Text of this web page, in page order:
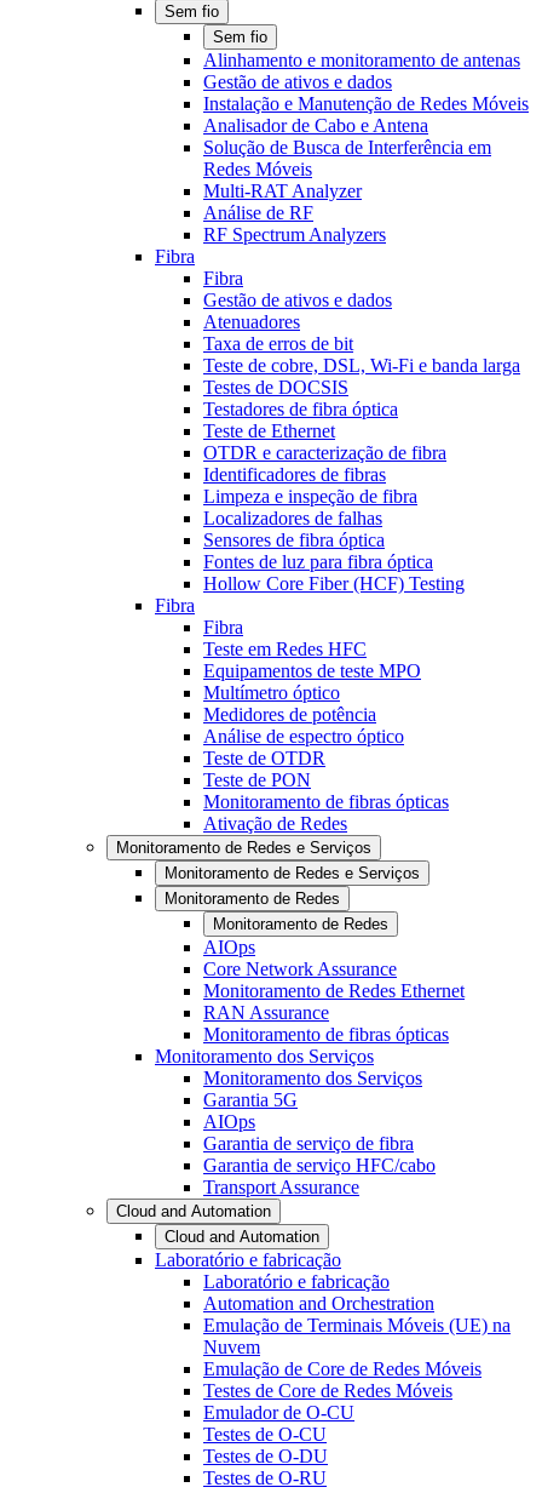
Sem fio
Sem fio
Alinhamento e monitoramento de antenas
Gestão de ativos e dados
Instalação e Manutenção de Redes Móveis
Analisador de Cabo e Antena
Solução de Busca de Interferência em
Redes Móveis
Multi-RAT Analyzer
Análise de RF
RF Spectrum Analyzers
Fibra
Fibra
Gestão de ativos e dados
Atenuadores
Taxa de erros de bit
Teste de cobre, DSL, Wi-Fi e banda larga
Testes de DOCSIS
Testadores de fibra óptica
Teste de Ethernet
OTDR e caracterização de fibra
Identificadores de fibras
Limpeza e inspeção de fibra
Localizadores de falhas
Sensores de fibra óptica
Fontes de luz para fibra óptica
Hollow Core Fiber (HCF) Testing
Fibra
Fibra
Teste em Redes HFC
Equipamentos de teste MPO
Multímetro óptico
Medidores de potência
Análise de espectro óptico
Teste de OTDR
Teste de PON
Monitoramento de fibras ópticas
Ativação de Redes
Monitoramento de Redes e Serviços
Monitoramento de Redes e Serviços
Monitoramento de Redes
Monitoramento de Redes
AIOps
Core Network Assurance
Monitoramento de Redes Ethernet
RAN Assurance
Monitoramento de fibras ópticas
Monitoramento dos Serviços
Monitoramento dos Serviços
Garantia 5G
AIOps
Garantia de serviço de fibra
Garantia de serviço HFC/cabo
Transport Assurance
Cloud and Automation
Cloud and Automation
Laboratório e fabricação
Laboratório e fabricação
Automation and Orchestration
Emulação de Terminais Móveis (UE) na
Nuvem
Emulação de Core de Redes Móveis
Testes de Core de Redes Móveis
Emulador de O-CU
Testes de O-CU
Testes de O-DU
Testes de O-RU